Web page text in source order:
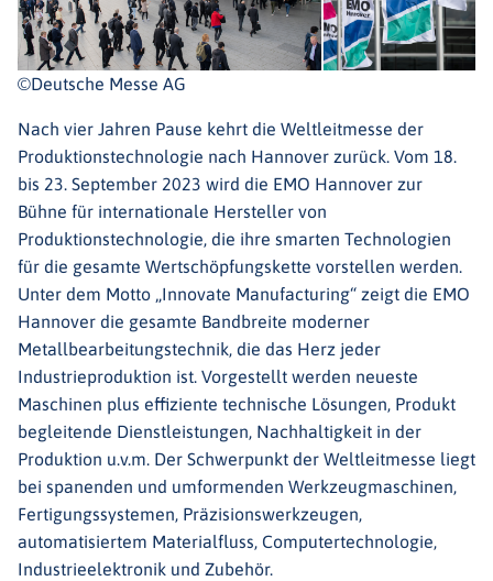
©Deutsche Messe AG
Nach vier Jahren Pause kehrt die Weltleitmesse der
Produktionstechnologie nach Hannover zurück. Vom 18.
bis 23. September 2023 wird die EMO Hannover zur
Bühne für internationale Hersteller von
Produktionstechnologie, die ihre smarten Technologien
für die gesamte Wertschöpfungskette vorstellen werden.
Unter dem Motto „Innovate Manufacturing“ zeigt die EMO
Hannover die gesamte Bandbreite moderner
Metallbearbeitungstechnik, die das Herz jeder
Industrieproduktion ist. Vorgestellt werden neueste
Maschinen plus effiziente technische Lösungen, Produkt
begleitende Dienstleistungen, Nachhaltigkeit in der
Produktion u.v.m. Der Schwerpunkt der Weltleitmesse liegt
bei spanenden und umformenden Werkzeugmaschinen,
Fertigungssystemen, Präzisionswerkzeugen,
automatisiertem Materialfluss, Computertechnologie,
Industrieelektronik und Zubehör.